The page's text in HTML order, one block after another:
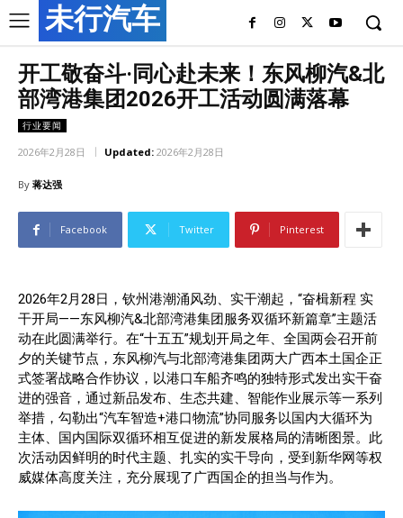
未行汽车
开工敬奋斗·同心赴未来！东风柳汽&北
部湾港集团2026开工活动圆满落幕
行业要闻
2026年2月28日 Updated: 2026年2月28日
By 蒋达强
Facebook Twitter Pinterest
2026年2月28日，钦州港潮涌风劲、实干潮起，“奋楫新程 实
干开局——东风柳汽&北部湾港集团服务双循环新篇章”主题活
动在此圆满举行。在“十五五”规划开局之年、全国两会召开前
夕的关键节点，东风柳汽与北部湾港集团两大广西本土国企正
式签署战略合作协议，以港口车船齐鸣的独特形式发出实干奋
进的强音，通过新品发布、生态共建、智能作业展示等一系列
举措，勾勒出“汽车智造+港口物流”协同服务以国内大循环为
主体、国内国际双循环相互促进的新发展格局的清晰图景。此
次活动因鲜明的时代主题、扎实的实干导向，受到新华网等权
威媒体高度关注，充分展现了广西国企的担当与作为。